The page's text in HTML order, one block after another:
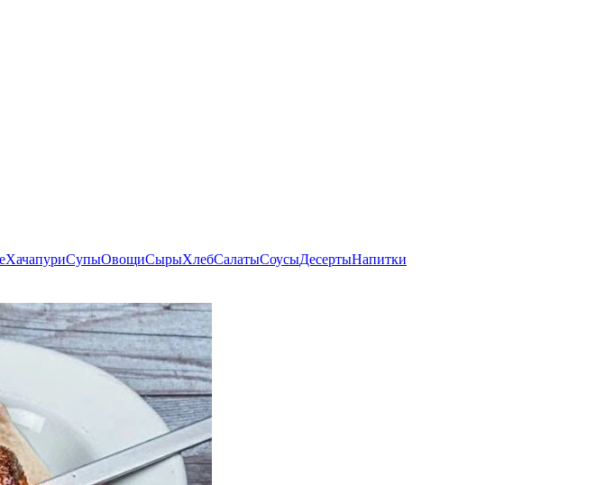
ХачапуриСупыОвощиСырыХлебСалатыСоусыДесертыНапитки